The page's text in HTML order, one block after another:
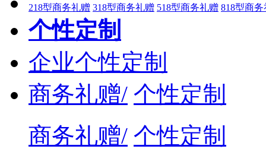
218型商务礼赠 318型商务礼赠 518型商务礼赠 818型商务
个性定制
企业个性定制
商务礼赠/ 个性定制
商务礼赠/ 个性定制